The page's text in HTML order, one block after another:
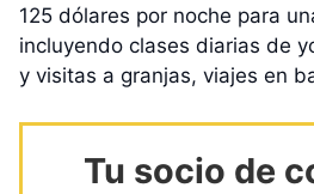
125 dólares por noche para
incluyendo clases diarias de
y visitas a granjas, viajes en
Tu socio de